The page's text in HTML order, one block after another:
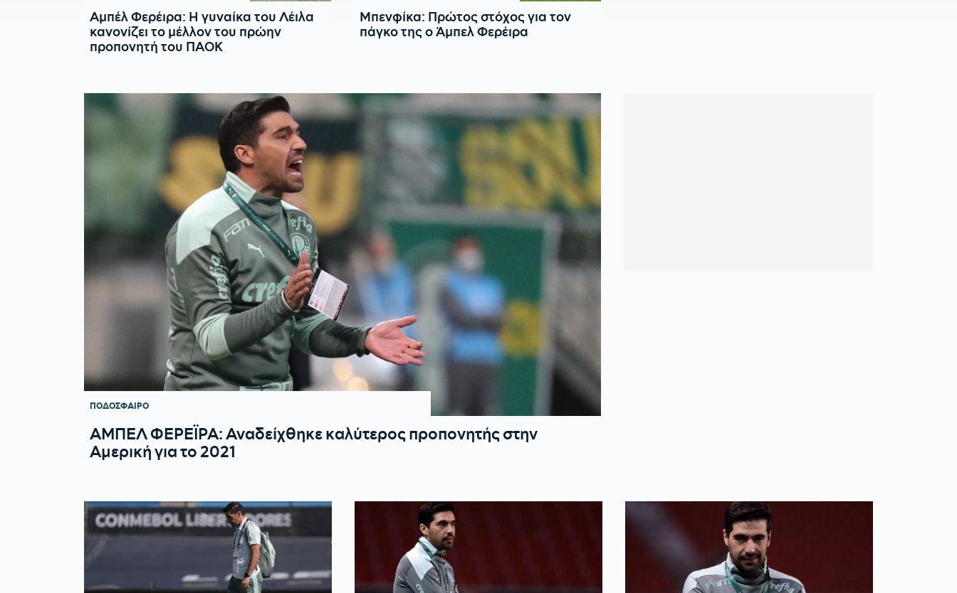
Αμπέλ Φερέιρα: Η γυναίκα του Λέιλα
κανονίζει το μέλλον του πρώην
προπονητή του ΠΑΟΚ
Μπενφίκα: Πρώτος στόχος για τον
πάγκο της ο Άμπελ Φερέιρα
ΠΟΔΟΣΦΑΙΡΟ
ΑΜΠΕΛ ΦΕΡΕΪΡΑ: Αναδείχθηκε καλύτερος προπονητής στην
Αμερική για το 2021